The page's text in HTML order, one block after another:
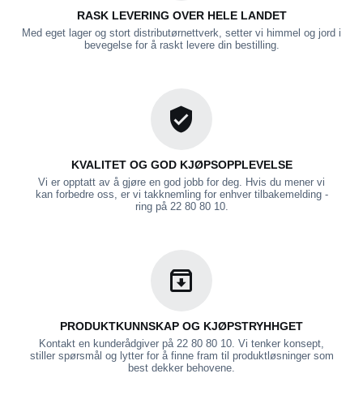
RASK LEVERING OVER HELE LANDET
Med eget lager og stort distributørnettverk, setter vi himmel og jord i
bevegelse for å raskt levere din bestilling.
KVALITET OG GOD KJØPSOPPLEVELSE
Vi er opptatt av å gjøre en god jobb for deg. Hvis du mener vi
kan forbedre oss, er vi takknemling for enhver tilbakemelding -
ring på 22 80 80 10.
PRODUKTKUNNSKAP OG KJØPSTRYHHGET
Kontakt en kunderådgiver på 22 80 80 10. Vi tenker konsept,
stiller spørsmål og lytter for å finne fram til produktløsninger som
best dekker behovene.